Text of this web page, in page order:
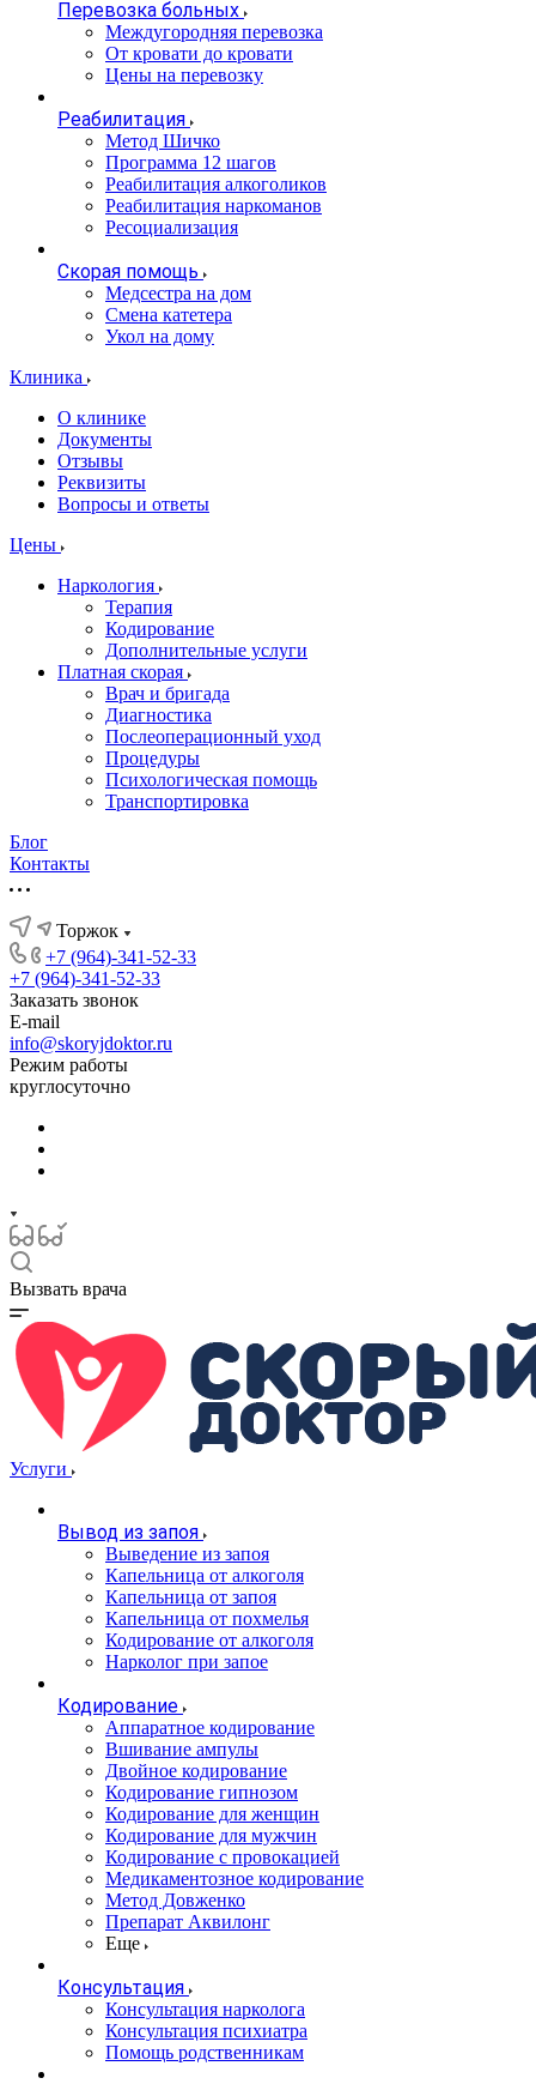
Перевозка больных
Междугородняя перевозка
От кровати до кровати
Цены на перевозку
Реабилитация
Метод Шичко
Программа 12 шагов
Реабилитация алкоголиков
Реабилитация наркоманов
Ресоциализация
Скорая помощь
Медсестра на дом
Смена катетера
Укол на дому
Клиника
О клинике
Документы
Отзывы
Реквизиты
Вопросы и ответы
Цены
Наркология
Терапия
Кодирование
Дополнительные услуги
Платная скорая
Врач и бригада
Диагностика
Послеоперационный уход
Процедуры
Психологическая помощь
Транспортировка
Блог
Контакты
Торжок
+7 (964)-341-52-33
+7 (964)-341-52-33
Заказать звонок
E-mail
info@skoryjdoktor.ru
Режим работы
круглосуточно
Вызвать врача
Услуги
Вывод из запоя
Выведение из запоя
Капельница от алкоголя
Капельница от запоя
Капельница от похмелья
Кодирование от алкоголя
Нарколог при запое
Кодирование
Аппаратное кодирование
Вшивание ампулы
Двойное кодирование
Кодирование гипнозом
Кодирование для женщин
Кодирование для мужчин
Кодирование с провокацией
Медикаментозное кодирование
Метод Довженко
Препарат Аквилонг
Еще
Консультация
Консультация нарколога
Консультация психиатра
Помощь родственникам